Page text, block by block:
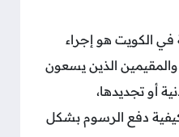
في الكويت هو إجراء
الذين يسعون
أو تجديدها،
دفع الرسوم بشكل